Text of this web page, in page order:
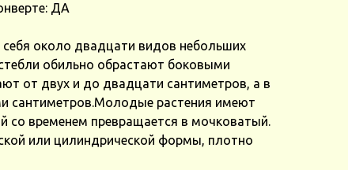
ДА
себя около двадцати видов небольших
обильно обрастают боковыми
от двух и до двадцати сантиметров, а в
сантиметров.Молодые растения имеют
со временем превращается в мочковатый.
или цилиндрической формы, плотно